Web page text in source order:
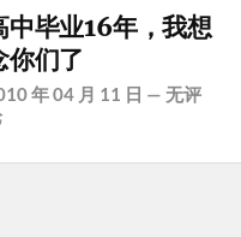
中毕业16年，我想
你们了
年 04 月 11 日 —无评